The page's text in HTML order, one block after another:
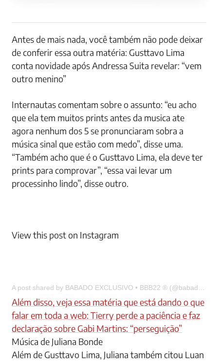
Antes de mais nada, você também não pode deixar
de conferir essa outra matéria: Gusttavo Lima
conta novidade após Andressa Suita revelar: “vem
outro menino”
Internautas comentam sobre o assunto: “eu acho
que ela tem muitos prints antes da musica ate
agora nenhum dos 5 se pronunciaram sobra a
música sinal que estão com medo”, disse uma.
“Também acho que é o Gusttavo Lima, ela deve ter
prints para comprovar”, “essa vai levar um
processinho lindo”, disse outro.
View this post on Instagram
Além disso, veja essa matéria que está dando o que
falar em toda a web: Tierry perde a paciência e faz
declaração sobre Gabi Martins: “perseguição”
Música de Juliana Bonde
Além de Gusttavo Lima, Juliana também citou Luan